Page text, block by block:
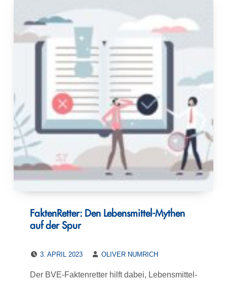
FaktenRetter: Den Lebensmittel-Mythen
auf der Spur
3. APRIL 2023
OLIVER NUMRICH
Der BVE-Faktenretter hilft dabei, Lebensmittel-